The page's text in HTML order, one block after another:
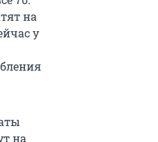
на
у
на